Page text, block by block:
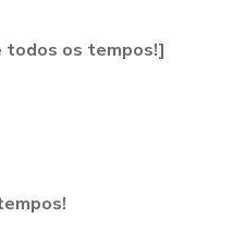
todos os tempos!]